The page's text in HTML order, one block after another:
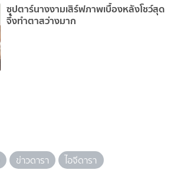
ซุปตาร์นางงามเสิร์ฟภาพเบื้องหลังโชว์สุด
จึ้งทำตาสว่างมาก
ข่าวดารา
ไอจีดารา